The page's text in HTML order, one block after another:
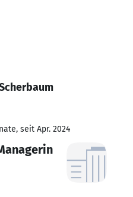
seit Apr. 2024